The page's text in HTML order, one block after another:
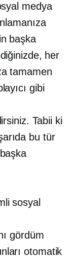
medya
başka
her
tamamen
gibi
Tabii ki
bu tür
sosyal
gördüm
otomatik